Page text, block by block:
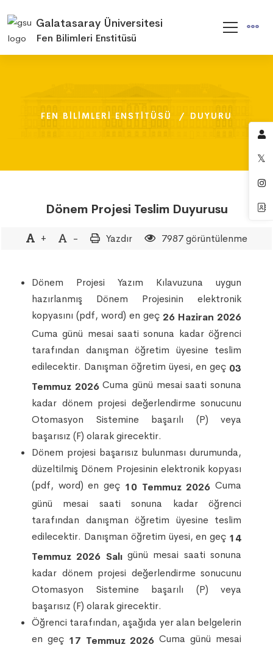
Galatasaray Üniversitesi
Fen Bilimleri Enstitüsü
FEN BILIMLERI ENSTITÜSÜ DUYURU
FEN BILIMLERI ENSTITÜSÜ DUYURU
FEN BILIMLERI ENSTITÜSÜ DUYURU
Dönem Projesi Teslim Duyurusu
+ - Yazdır 7987 görüntülenme
Dönem Projesi Yazım Kılavuzuna uygun
hazırlanmış Dönem Projesinin elektronik
kopyasını (pdf, word) en geç 26 Haziran 2026
Cuma günü mesai saati sonuna kadar öğrenci
tarafından danışman öğretim üyesine teslim
edilecektir. Danışman öğretim üyesi, en geç 03
Temmuz 2026Cuma günü mesai saati sonuna
kadar dönem projesi değerlendirme sonucunu
Otomasyon Sistemine başarılı (P) veya
başarısız (F) olarak girecektir.
Dönem projesi başarısız bulunması durumunda,
düzeltilmiş Dönem Projesinin elektronik kopyası
(pdf, word) en geç 10 Temmuz 2026Cuma
günü mesai saati sonuna kadar öğrenci
tarafından danışman öğretim üyesine teslim
edilecektir. Danışman öğretim üyesi, en geç 14
Temmuz 2026 Salıgünü mesai saati sonuna
kadar dönem projesi değerlendirme sonucunu
Otomasyon Sistemine başarılı (P) veya
başarısız (F) olarak girecektir.
Öğrenci tarafından, aşağıda yer alan belgelerin
en geç 17 Temmuz 2026 Cuma günü mesai